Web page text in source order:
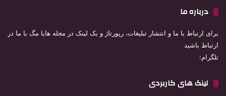
درباره ما
برای ارتباط با ما و انتشار تبلیغات، رپورتاژ و بک لینک در مجله هایا مگ با ما در
ارتباط باشید
تلگرام:
لینک های کاربردی